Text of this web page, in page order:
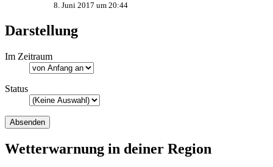
8. Juni 2017 um 20:44
Darstellung
Im Zeitraum
Status
Wetterwarnung in deiner Region